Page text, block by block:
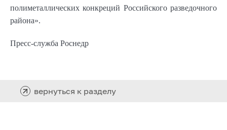
полиметаллических конкреций Российского разведочного
района».
Пресс-служба Роснедр
вернуться к разделу